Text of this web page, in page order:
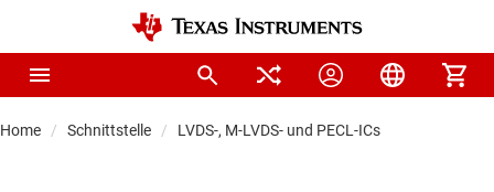
Home Schnittstelle LVDS-, M-LVDS- und PECL-ICs